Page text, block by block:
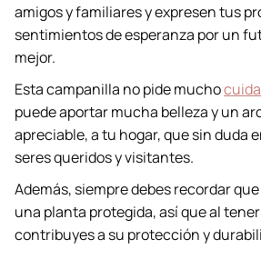
amigos y familiares y expresen tus
sentimientos de esperanza por un
mejor.
Esta campanilla no pide mucho
puede aportar mucha belleza y un
apreciable, a tu hogar, que sin duda
seres queridos y visitantes.
Además, siempre debes recordar
una planta protegida, así que al
contribuyes a su protección y